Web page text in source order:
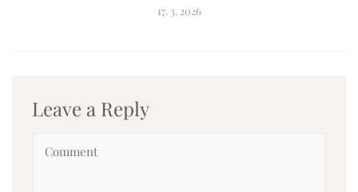
17. 3. 2026
Leave a Reply